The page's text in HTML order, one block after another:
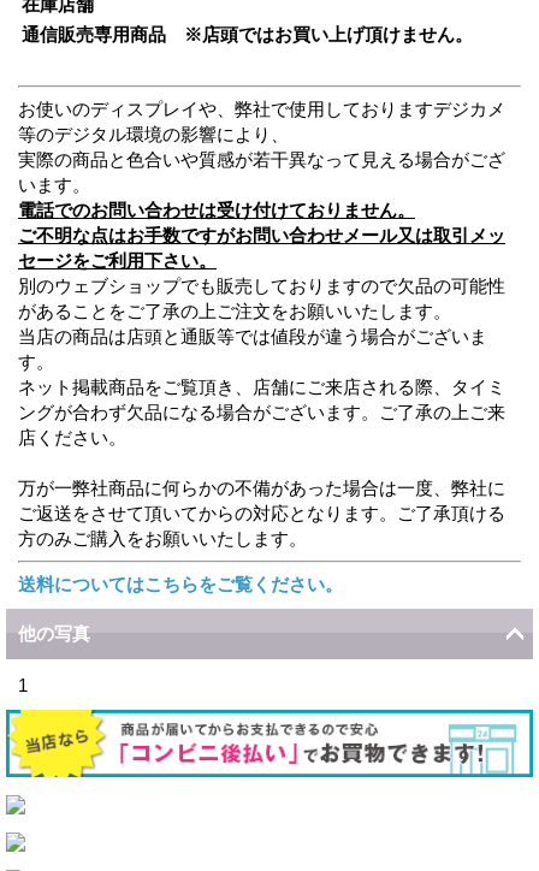
在庫店舗
通信販売専用商品 ※店頭ではお買い上げ頂けません。
お使いのディスプレイや、弊社で使用しておりますデジカメ
等のデジタル環境の影響により、
実際の商品と色合いや質感が若干異なって見える場合がござ
います。
電話でのお問い合わせは受け付けておりません。
ご不明な点はお手数ですがお問い合わせメール又は取引メッ
セージをご利用下さい。
別のウェブショップでも販売しておりますので欠品の可能性
があることをご了承の上ご注文をお願いいたします。
当店の商品は店頭と通販等では値段が違う場合がございま
す。
ネット掲載商品をご覧頂き、店舗にご来店される際、タイミ
ングが合わず欠品になる場合がございます。ご了承の上ご来
店ください。
万が一弊社商品に何らかの不備があった場合は一度、弊社に
ご返送をさせて頂いてからの対応となります。ご了承頂ける
方のみご購入をお願いいたします。
送料についてはこちらをご覧ください。
他の写真
1